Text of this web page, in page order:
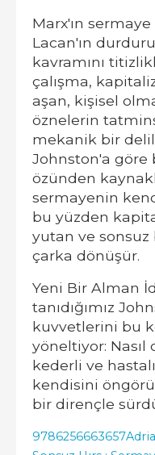
Marx'ın
Lacan'ın
kavramını
çalışma,
aşan, kişisel
öznelerin
mekanik bir
Johnston'a göre
özünden
sermayenin
bu yüzden
yutan ve sonsuz
çarka dönüşür.
Yeni Bir Alman
tanıdığımız
kuvvetlerini bu
yöneltiyor:
kederli ve
kendisini
bir dirençle
9786256663657